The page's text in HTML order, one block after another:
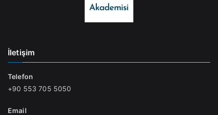
İletişim
Telefon
+90 553 705 5050
Email